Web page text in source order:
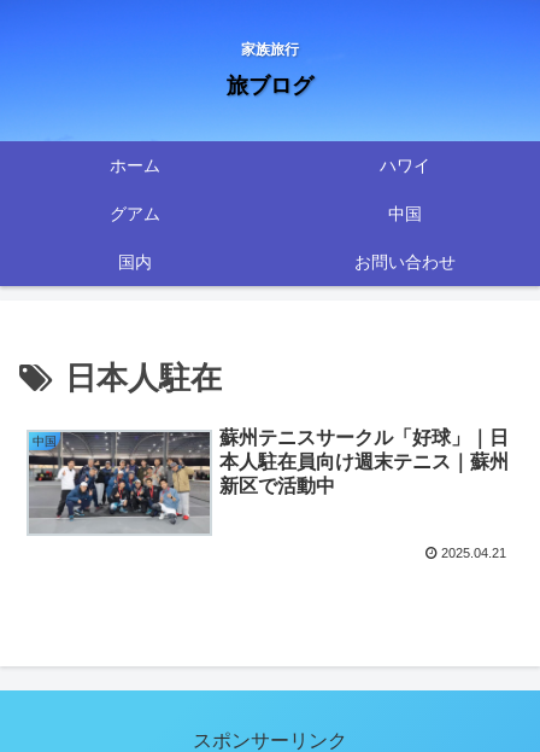
家族旅行
旅ブログ
ホーム ハワイ
グアム 中国
国内 お問い合わせ
日本人駐在
中国
蘇州テニスサークル「好球」｜日
本人駐在員向け週末テニス｜蘇州
新区で活動中
2025.04.21
スポンサーリンク